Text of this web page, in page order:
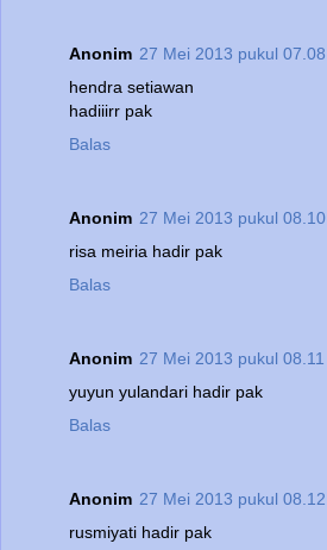
Anonim 27 Mei 2013 pukul 07.08
hendra setiawan
hadiiirr pak
Balas
Anonim 27 Mei 2013 pukul 08.10
risa meiria hadir pak
Balas
Anonim 27 Mei 2013 pukul 08.11
yuyun yulandari hadir pak
Balas
Anonim 27 Mei 2013 pukul 08.12
rusmiyati hadir pak